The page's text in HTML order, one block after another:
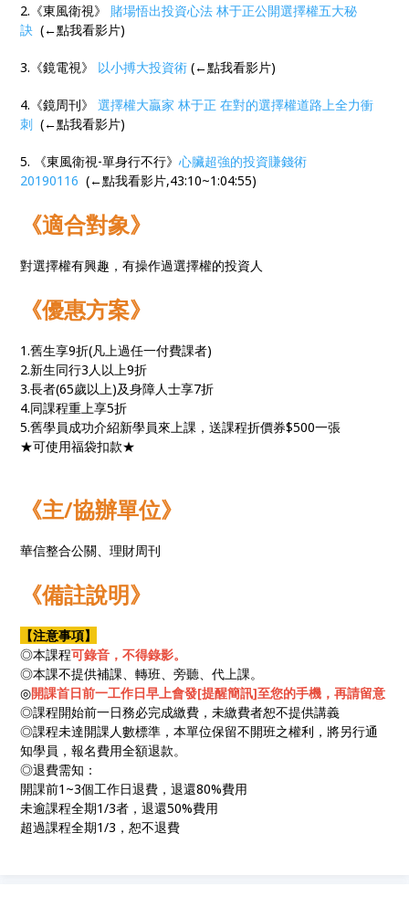
2.《東風衛視》賭場悟出投資心法 林于正公開選擇權五大秘
訣 (←點我看影片)
3.《鏡電視》 以小搏大投資術 (←點我看影片)
4.《鏡周刊》選擇權大贏家 林于正 在對的選擇權道路上全力衝
刺 (←點我看影片)
5. 《東風衛視-單身行不行》心臟超強的投資賺錢術
20190116 (←點我看影片,43:10~1:04:55)
《適合對象》
對選擇權有興趣，有操作過選擇權的投資人
《優惠方案》
1.舊生享9折(凡上過任一付費課者)
2.新生同行3人以上9折
3.長者(65歲以上)及身障人士享7折
4.同課程重上享5折
5.舊學員成功介紹新學員來上課，送課程折價券$500一張
★可使用福袋扣款★
《主/協辦單位》
華信整合公關、理財周刊
《備註說明》
【注意事項】
◎本課程可錄音，不得錄影。
◎本課不提供補課、轉班、旁聽、代上課。
◎開課首日前一工作日早上會發[提醒簡訊]至您的手機，再請留意
◎課程開始前一日務必完成繳費，未繳費者恕不提供講義
◎課程未達開課人數標準，本單位保留不開班之權利，將另行通
知學員，報名費用全額退款。
◎退費需知：
開課前1~3個工作日退費，退還80%費用
未逾課程全期1/3者，退還50%費用
超過課程全期1/3，恕不退費